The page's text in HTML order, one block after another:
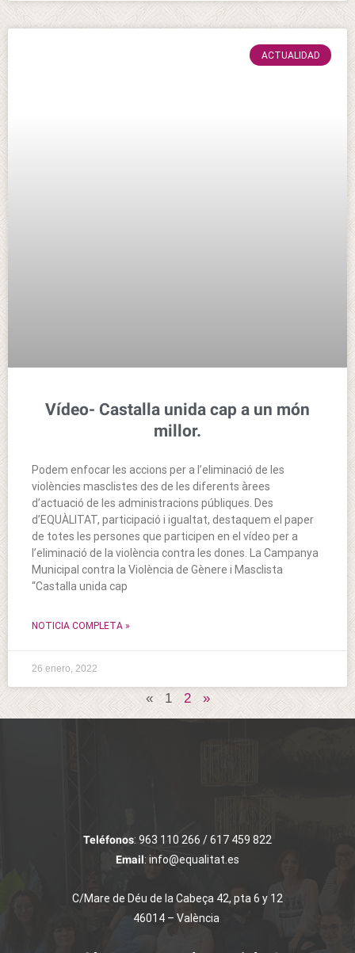
ACTUALIDAD
Vídeo- Castalla unida cap a un món
millor.
Podem enfocar les accions per a l’eliminació de les
violències masclistes des de les diferents àrees
d’actuació de les administracions públiques. Des
d’EQUÀLITAT, participació i igualtat, destaquem el paper
de totes les persones que participen en el vídeo per a
l’eliminació de la violència contra les dones. La Campanya
Municipal contra la Violència de Gènere i Masclista
“Castalla unida cap
NOTICIA COMPLETA »
26 enero, 2022
« 1 2 »
Teléfonos: 963 110 266 / 617 459 822
Email: info@equalitat.es
C/Mare de Déu de la Cabeça 42, pta 6 y 12
46014 – València